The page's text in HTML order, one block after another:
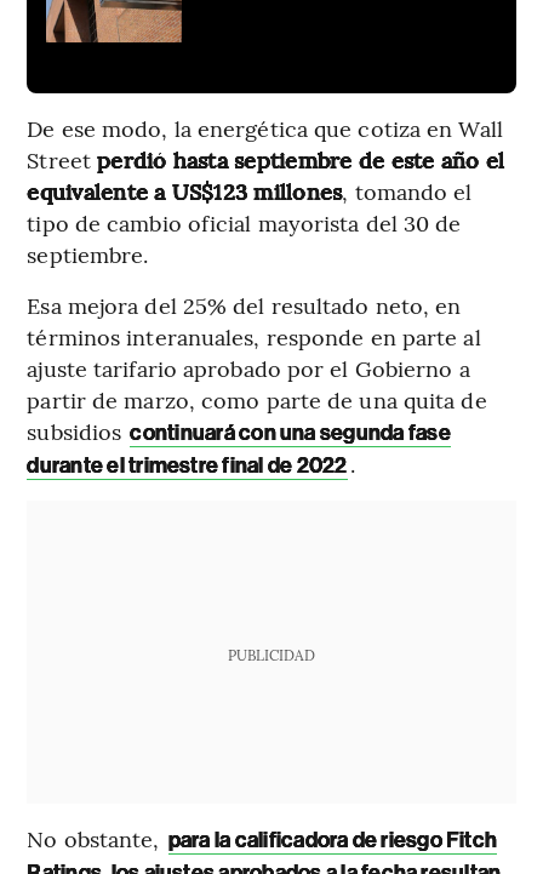
De ese modo, la energética que cotiza en Wall
Streetperdió hasta septiembre de este año el
equivalente a US$123 millones, tomando el
tipo de cambio oficial mayorista del 30 de
septiembre.
Esa mejora del 25% del resultado neto, en
términos interanuales, responde en parte al
ajuste tarifario aprobado por el Gobierno a
partir de marzo, como parte de una quita de
subsidios continuará con una segunda fase
durante el trimestre final de 2022.
PUBLICIDAD
No obstante, para la calificadora de riesgoFitch